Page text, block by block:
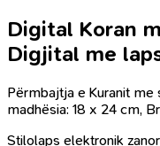
Digital Koran
Digjital me
Përmbajtja e Kuranit
madhësia: 18 x 24 cm,
Stilolaps elektronik zanor